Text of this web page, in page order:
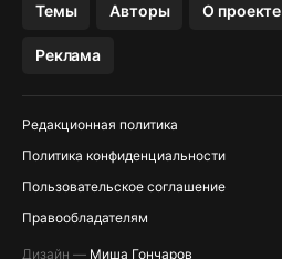
Темы Авторы О проекте
Реклама
Редакционная политика
Политика конфиденциальности
Пользовательское соглашение
Правообладателям
Дизайн — Миша Гончаров